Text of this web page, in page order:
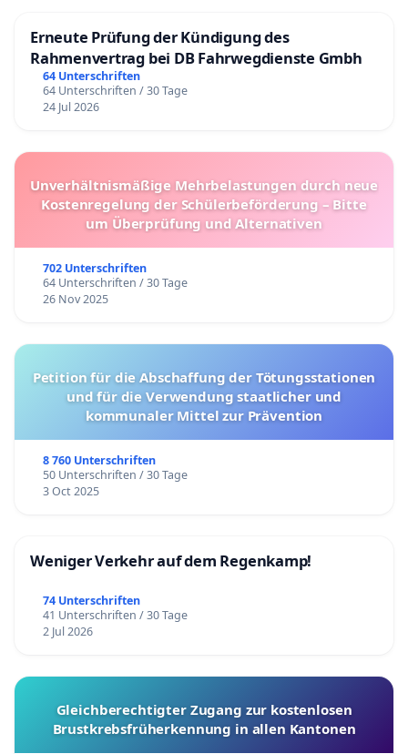
Erneute Prüfung der Kündigung des
Rahmenvertrag bei DB Fahrwegdienste Gmbh
64 Unterschriften
64 Unterschriften / 30 Tage
24 Jul 2026
Unverhältnismäßige Mehrbelastungen durch neue
Kostenregelung der Schülerbeförderung – Bitte
um Überprüfung und Alternativen
702 Unterschriften
64 Unterschriften / 30 Tage
26 Nov 2025
Petition für die Abschaffung der Tötungsstationen
und für die Verwendung staatlicher und
kommunaler Mittel zur Prävention
8 760 Unterschriften
50 Unterschriften / 30 Tage
3 Oct 2025
Weniger Verkehr auf dem Regenkamp!
74 Unterschriften
41 Unterschriften / 30 Tage
2 Jul 2026
Gleichberechtigter Zugang zur kostenlosen
Brustkrebsfrüherkennung in allen Kantonen